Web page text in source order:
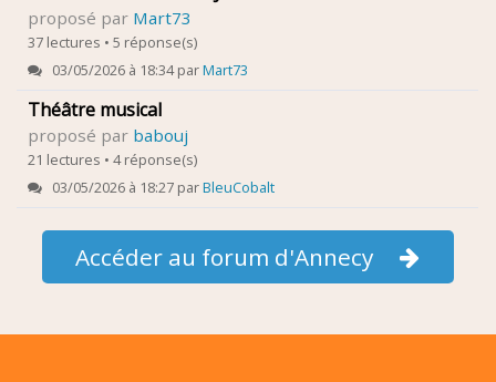
proposé par Mart73
37 lectures • 5 réponse(s)
03/05/2026 à 18:34 parMart73
Théâtre musical
proposé par babouj
21 lectures • 4 réponse(s)
03/05/2026 à 18:27 parBleuCobalt
Accéder au forum d'Annecy